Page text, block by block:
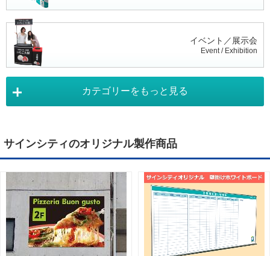
イベント／展示会
Event / Exhibition
Tapestry
ライトパネル
Light Panel
カテゴリーをもっと見る
サインシティのオリジナル製作商品